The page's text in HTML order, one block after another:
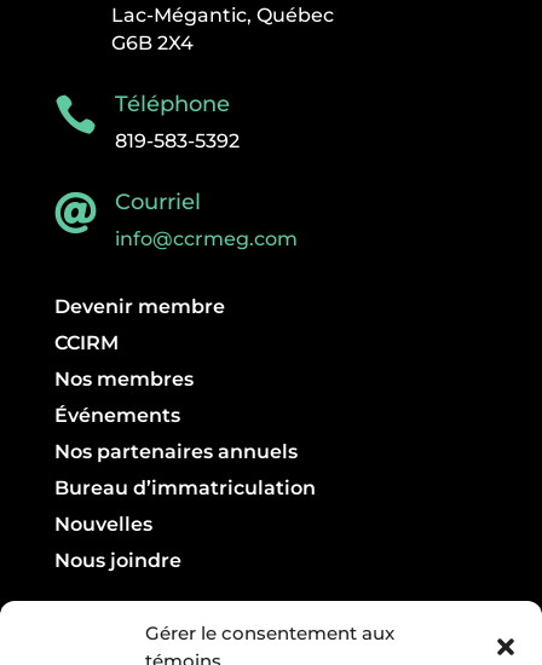
Gérer le consentement aux
Lac-Mégantic, Québec
G6B 2X4
 Téléphone
819-583-5392
 Courriel
info@ccrmeg.com
Devenir membre
CCIRM
Nos membres
Événements
Nos partenaires annuels
Bureau d’immatriculation
Nouvelles
Nous joindre
Infolettre